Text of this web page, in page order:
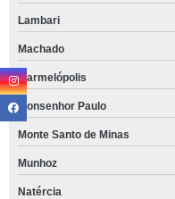
Lambari
Machado
Marmelópolis
Monsenhor Paulo
Monte Santo de Minas
Munhoz
Natércia